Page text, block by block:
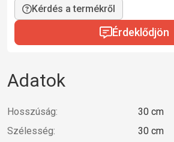
Kérdés a termékről
Érdeklődjön
Adatok
Hosszúság:
30 cm
Szélesség:
30 cm